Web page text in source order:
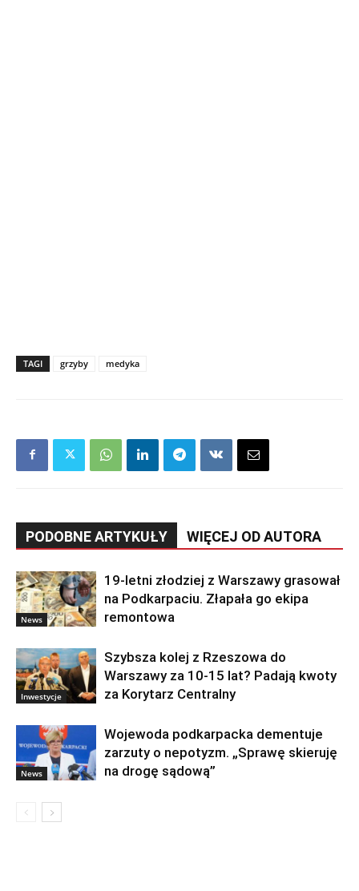
TAGI grzyby medyka
PODOBNE ARTYKUŁY WIĘCEJ OD AUTORA
News
19-letni złodziej z Warszawy grasował
na Podkarpaciu. Złapała go ekipa
remontowa
Inwestycje
Szybsza kolej z Rzeszowa do
Warszawy za 10-15 lat? Padają kwoty
za Korytarz Centralny
News
Wojewoda podkarpacka dementuje
zarzuty o nepotyzm. „Sprawę skieruję
na drogę sądową”